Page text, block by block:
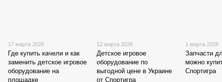
17 марта 2026
Где купить качели и как
заменить детское игровое
оборудование на
площадке
12 марта 2026
Детское игровое
оборудование по
выгодной цене в Украине
от Спортигра
1 марта 2026
Запчасти
можно
Спортигра